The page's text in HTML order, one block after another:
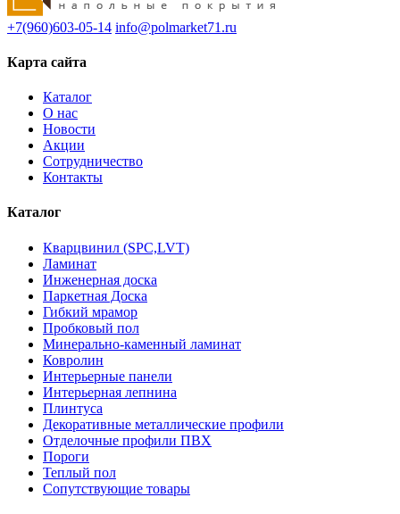
+7(960)603-05-14 info@polmarket71.ru
Карта сайта
Каталог
О нас
Новости
Акции
Сотрудничество
Контакты
Каталог
Кварцвинил (SPC,LVT)
Ламинат
Инженерная доска
Паркетная Доска
Гибкий мрамор
Пробковый пол
Минерально-каменный ламинат
Ковролин
Интерьерные панели
Интерьерная лепнина
Плинтуса
Декоративные металлические профили
Отделочные профили ПВХ
Пороги
Теплый пол
Сопутствующие товары